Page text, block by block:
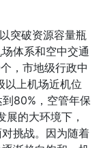
突破资源容量瓶
体系和空中交通
，市地级行政中
以上机场近机位
80%，空管年保
的大环境下，
挑战。因为随着